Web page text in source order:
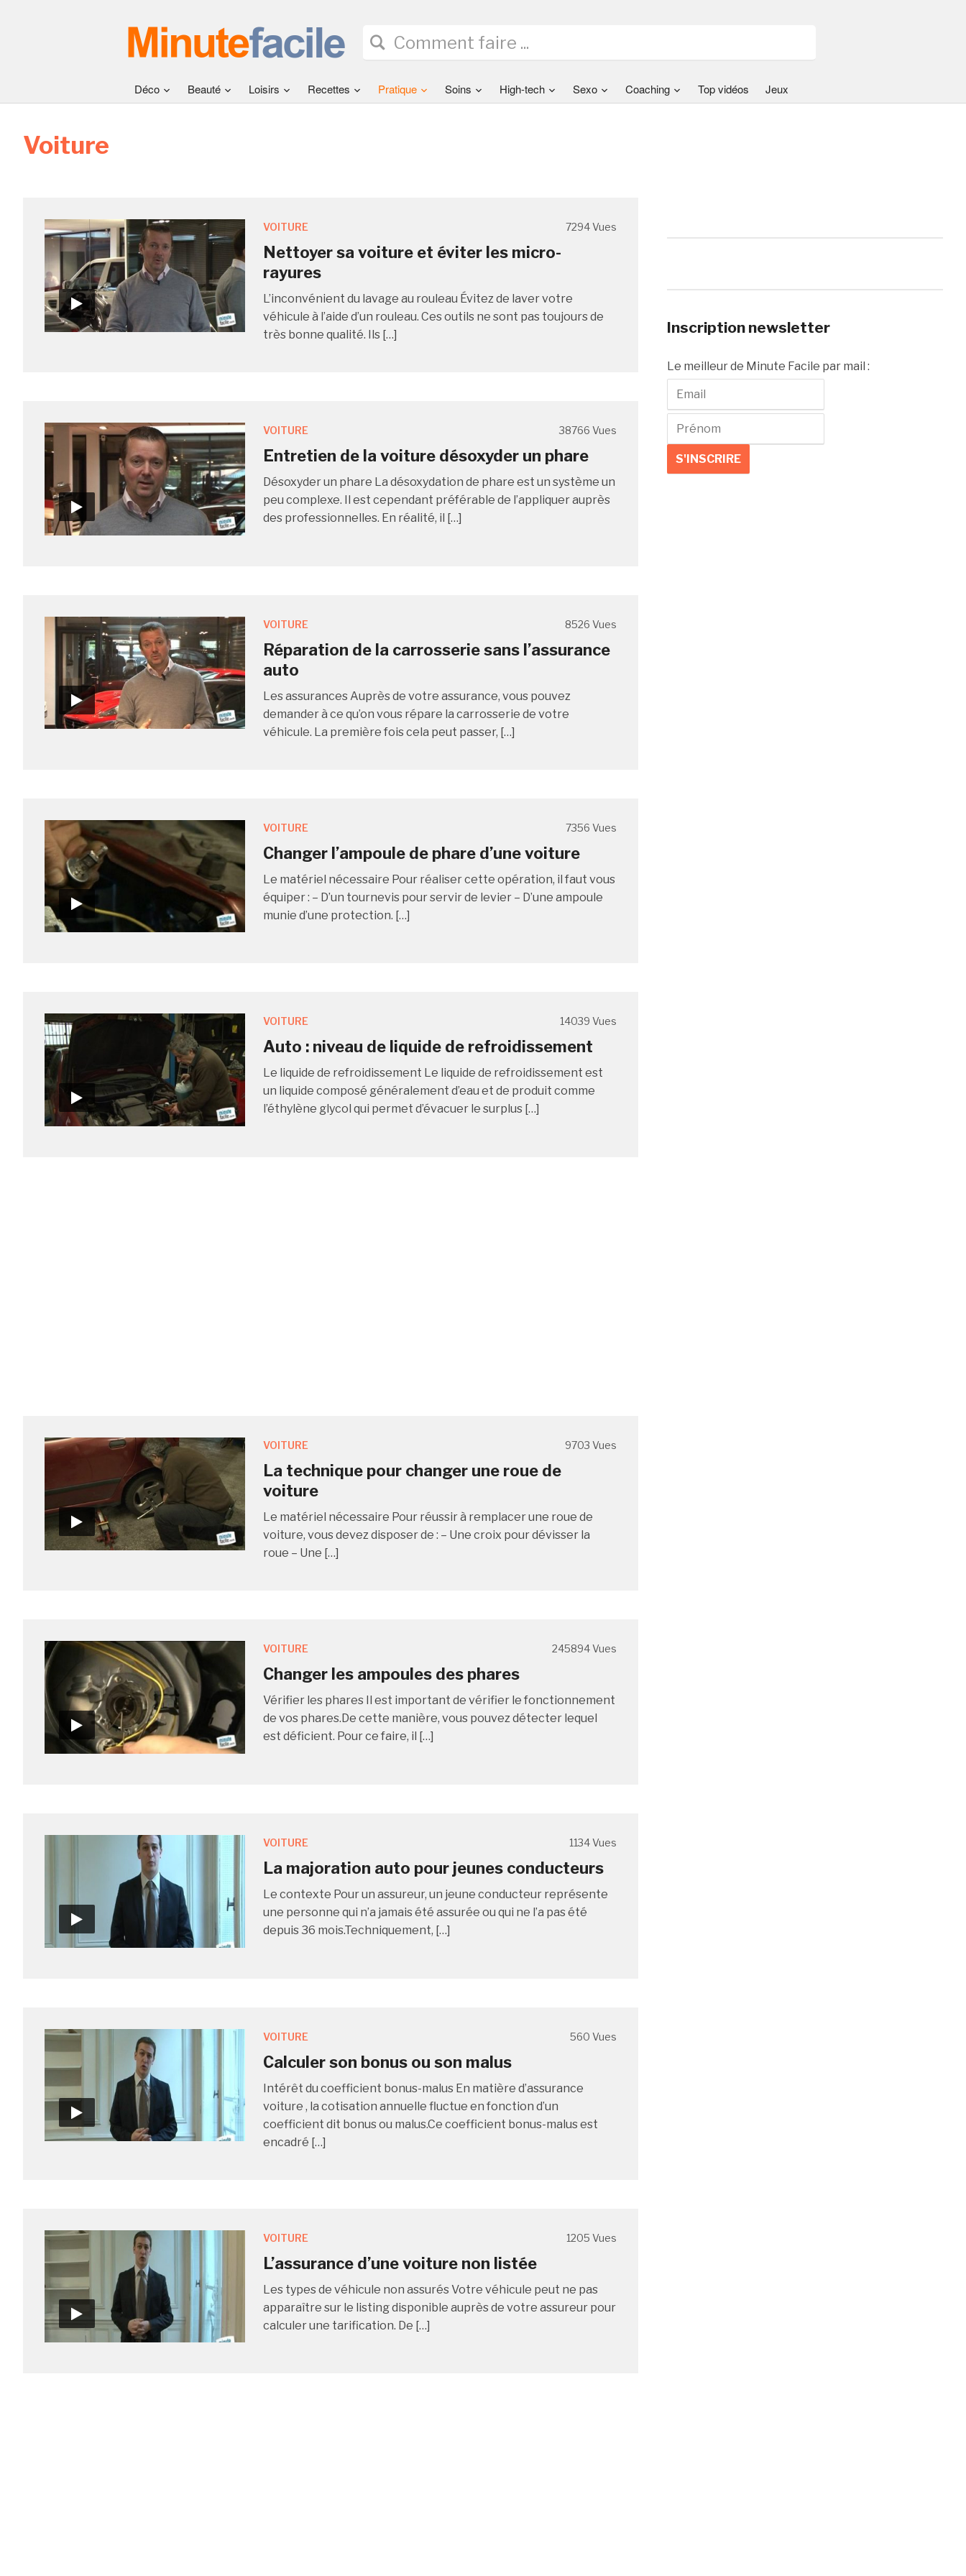
Déco Beauté Loisirs Recettes Pratique Soins High-tech Sexo Coaching Top vidéos Jeux
Voiture
VOITURE 7294 Vues
Nettoyer sa voiture et éviter les micro-
rayures
L’inconvénient du lavage au rouleau Évitez de laver votre
véhicule à l’aide d’un rouleau. Ces outils ne sont pas toujours de
très bonne qualité. Ils […]
VOITURE 38766 Vues
Entretien de la voiture désoxyder un phare
Désoxyder un phare La désoxydation de phare est un système un
peu complexe. Il est cependant préférable de l’appliquer auprès
des professionnelles. En réalité, il […]
VOITURE 8526 Vues
Réparation de la carrosserie sans l’assurance
auto
Les assurances Auprès de votre assurance, vous pouvez
demander à ce qu’on vous répare la carrosserie de votre
véhicule. La première fois cela peut passer, […]
VOITURE 7356 Vues
Changer l’ampoule de phare d’une voiture
Le matériel nécessaire Pour réaliser cette opération, il faut vous
équiper : – D’un tournevis pour servir de levier – D’une ampoule
munie d’une protection. […]
VOITURE 14039 Vues
Auto : niveau de liquide de refroidissement
Le liquide de refroidissement Le liquide de refroidissement est
un liquide composé généralement d’eau et de produit comme
l’éthylène glycol qui permet d’évacuer le surplus […]
VOITURE 9703 Vues
La technique pour changer une roue de
voiture
Le matériel nécessaire Pour réussir à remplacer une roue de
voiture, vous devez disposer de : – Une croix pour dévisser la
roue – Une […]
VOITURE 245894 Vues
Changer les ampoules des phares
Vérifier les phares Il est important de vérifier le fonctionnement
de vos phares.De cette manière, vous pouvez détecter lequel
est déficient. Pour ce faire, il […]
VOITURE 1134 Vues
La majoration auto pour jeunes conducteurs
Le contexte Pour un assureur, un jeune conducteur représente
une personne qui n’a jamais été assurée ou qui ne l’a pas été
depuis 36 mois.Techniquement, […]
VOITURE 560 Vues
Calculer son bonus ou son malus
Intérêt du coefficient bonus-malus En matière d’assurance
voiture , la cotisation annuelle fluctue en fonction d’un
coefficient dit bonus ou malus.Ce coefficient bonus-malus est
encadré […]
VOITURE 1205 Vues
L’assurance d’une voiture non listée
Les types de véhicule non assurés Votre véhicule peut ne pas
apparaître sur le listing disponible auprès de votre assureur pour
calculer une tarification. De […]
Inscription newsletter
Le meilleur de Minute Facile par mail :